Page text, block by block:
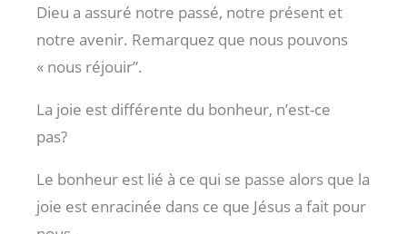
Dieu a assuré notre passé, notre présent et
notre avenir. Remarquez que nous pouvons
« nous réjouir”.
La joie est différente du bonheur, n’est-ce
pas?
Le bonheur est lié à ce qui se passe alors que la
joie est enracinée dans ce que Jésus a fait pour